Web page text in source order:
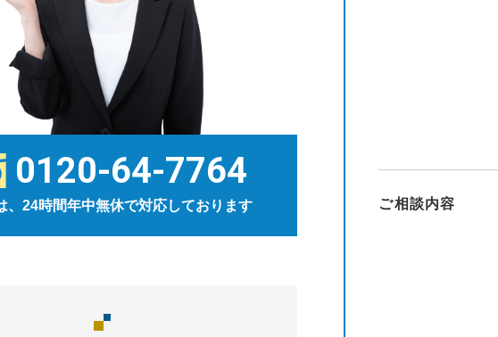
0120-64-7764
、24時間年中無休で対応しております ご相談内容